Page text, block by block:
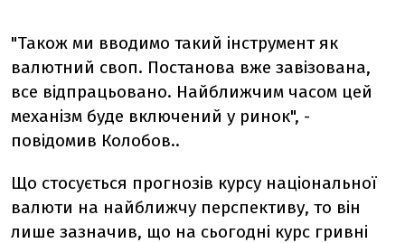
"Також ми вводимо такий інструмент як
валютний своп. Постанова вже завізована,
все відпрацьовано. Найближчим часом цей
механізм буде включений у ринок", -
повідомив Колобов..
Що стосується прогнозів курсу національної
валюти на найближчу перспективу, то він
лише зазначив, що на сьогодні курс гривні